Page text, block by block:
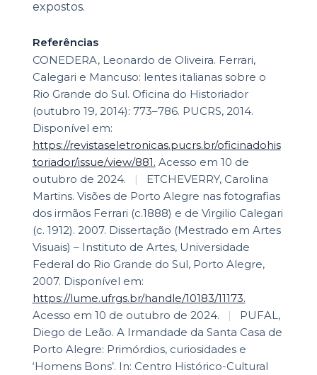
expostos.
Referências
CONEDERA, Leonardo de Oliveira. Ferrari,
Calegari e Mancuso: lentes italianas sobre o
Rio Grande do Sul. Oficina do Historiador
(outubro 19, 2014): 773–786. PUCRS, 2014.
Disponível em:
https://revistaseletronicas.pucrs.br/oficinadohis
toriador/issue/view/881. Acesso em 10 de
outubro de 2024.
|
ETCHEVERRY, Carolina
Martins. Visões de Porto Alegre nas fotografias
dos irmãos Ferrari (c.1888) e de Virgilio Calegari
(c. 1912). 2007. Dissertação (Mestrado em Artes
Visuais) – Instituto de Artes, Universidade
Federal do Rio Grande do Sul, Porto Alegre,
2007. Disponível em:
https://lume.ufrgs.br/handle/10183/11173.
Acesso em 10 de outubro de 2024.
|
PUFAL,
Diego de Leão. A Irmandade da Santa Casa de
Porto Alegre: Primórdios, curiosidades e
‘Homens Bons’. In: Centro Histórico-Cultural